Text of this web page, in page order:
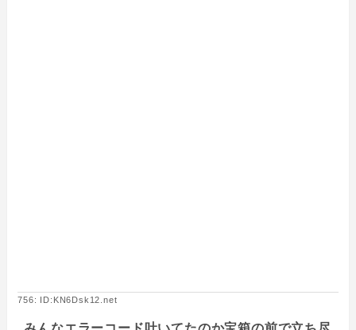
756: ID:KN6Dsk12.net